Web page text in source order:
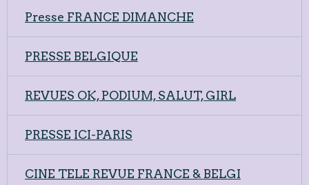
Presse FRANCE DIMANCHE
PRESSE BELGIQUE
REVUES OK, PODIUM, SALUT, GIRL
PRESSE ICI-PARIS
CINE TELE REVUE FRANCE & BELGI